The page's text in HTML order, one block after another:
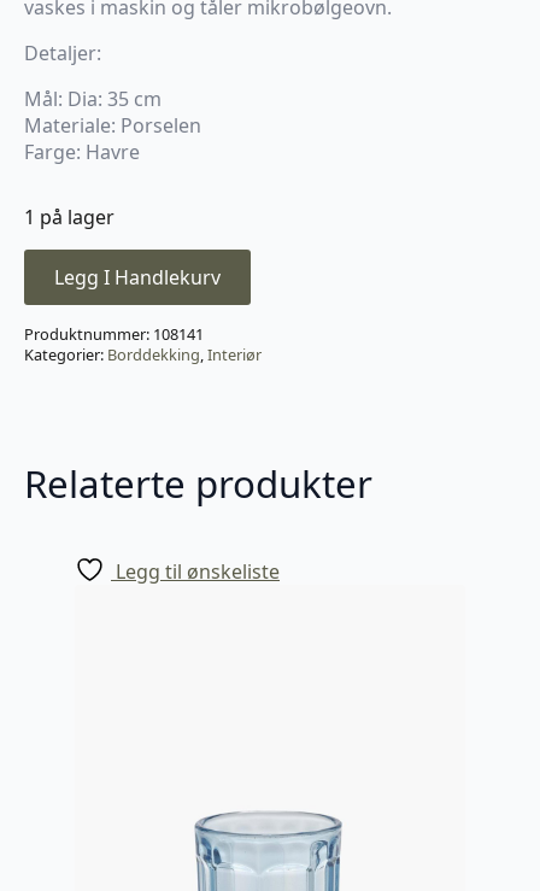
vaskes i maskin og tåler mikrobølgeovn.
Detaljer:
Mål: Dia: 35 cm
Materiale: Porselen
Farge: Havre
1 på lager
Legg I Handlekurv
Produktnummer: 108141
Kategorier: Borddekking,Interiør
Relaterte produkter
Legg til ønskeliste